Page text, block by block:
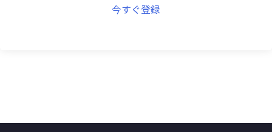
今すぐ登録